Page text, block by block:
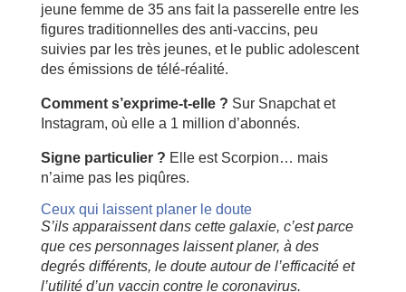
jeune femme de 35 ans fait la passerelle entre les
figures traditionnelles des anti-vaccins, peu
suivies par les très jeunes, et le public adolescent
des émissions de télé-réalité.
Comment s’exprime-t-elle ? Sur Snapchat et
Instagram, où elle a 1 million d’abonnés.
Signe particulier ? Elle est Scorpion… mais
n’aime pas les piqûres.
Ceux qui laissent planer le doute
S’ils apparaissent dans cette galaxie, c’est parce
que ces personnages laissent planer, à des
degrés différents, le doute autour de l’efficacité et
l’utilité d’un vaccin contre le coronavirus.